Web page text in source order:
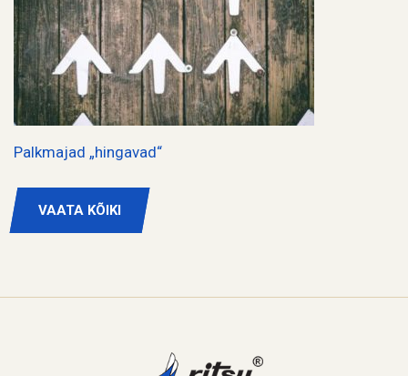
Palkmajad „hingavad“
VAATA KÕIKI